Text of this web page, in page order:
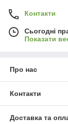
Контакти
Сьогодні
Показати
Про нас
Контакти
Доставка та